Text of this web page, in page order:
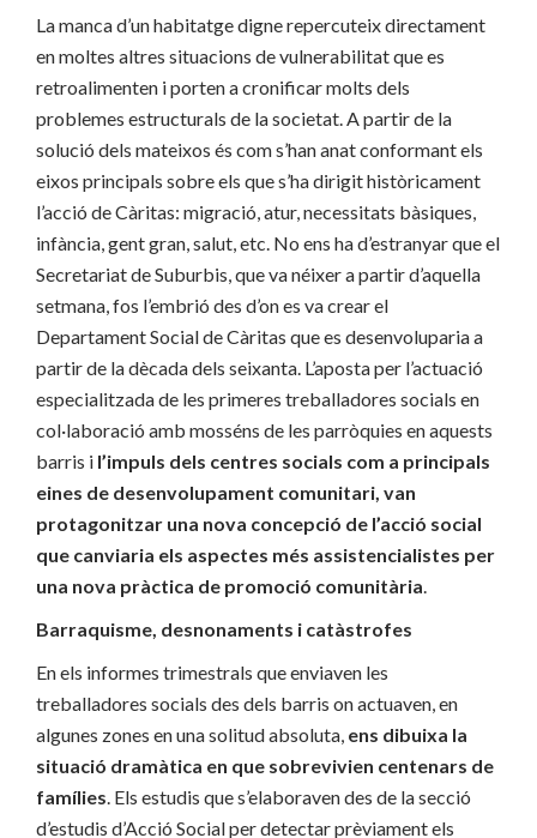
La manca d’un habitatge digne repercuteix directament
en moltes altres situacions de vulnerabilitat que es
retroalimenten i porten a cronificar molts dels
problemes estructurals de la societat. A partir de la
solució dels mateixos és com s’han anat conformant els
eixos principals sobre els que s’ha dirigit històricament
l’acció de Càritas: migració, atur, necessitats bàsiques,
infància, gent gran, salut, etc. No ens ha d’estranyar que el
Secretariat de Suburbis, que va néixer a partir d’aquella
setmana, fos l’embrió des d’on es va crear el
Departament Social de Càritas que es desenvoluparia a
partir de la dècada dels seixanta. L’aposta per l’actuació
especialitzada de les primeres treballadores socials en
col·laboració amb mosséns de les parròquies en aquests
barris i l’impuls dels centres socials com a principals
eines de desenvolupament comunitari, van
protagonitzar una nova concepció de l’acció social
que canviaria els aspectes més assistencialistes per
una nova pràctica de promoció comunitària.
Barraquisme, desnonaments i catàstrofes
En els informes trimestrals que enviaven les
treballadores socials des dels barris on actuaven, en
algunes zones en una solitud absoluta, ens dibuixa la
situació dramàtica en que sobrevivien centenars de
famílies. Els estudis que s’elaboraven des de la secció
d’estudis d’Acció Social per detectar prèviament els